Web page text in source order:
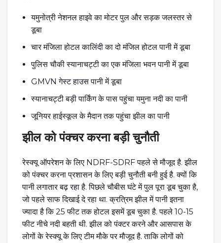
यमुनोत्री नेशनल हाइवे का मोटर पुल और सड़क जलस्तर से
डूबा
चार मंजिला होटल कालिंदी का दो मंजिल होटल पानी में डूबा
पुलिस चौकी स्यानाचट्टी का एक मंजिला भवन पानी में डूबा
GMVN गेस्ट हाउस पानी में डूबा
स्यानाचट्टी बड़ी पार्किंग के पास पहुंचा यमुना नदी का पानी
जूनियर हाईस्कूल के मैदान तक पहुंचा झील का पानी
झील को पंक्चर करना बड़ी चुनौती
रेस्क्यू ऑपरेशन के लिए NDRF-SDRF पहले से मौजूद है. झील
को पंक्चर करना प्रशासन के लिए बड़ी चुनौती बनी हुई है. क्यों कि
पानी लगातार बढ़ रहा है. पिछले चौबीस घंटे में पुल पूरा डूब चुका है,
जो पहले साफ दिखाई दे रहा था. क्रत्रिम झील में पानी इतना
ज्यादा है कि 25 फीट तक होटल इसमें डूब चुका है. पहले 10-15
फीट नीचे नदी बहती थी. झील को पंक्टर करने और आसपास के
लोगों के रेस्क्यू के लिए टीम मौके पर मौजूद है. ताकि लोगों को